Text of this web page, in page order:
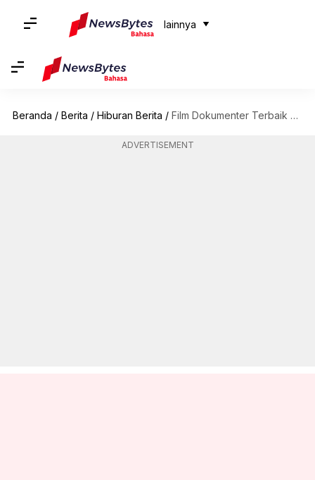
lainnya
Beranda / Berita / Hiburan Berita / Film Dokumenter Terbaik Di Apple TV+
ADVERTISEMENT